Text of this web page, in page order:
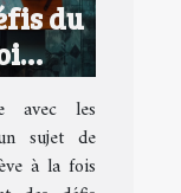
du
les
avec les
sujet de
à la fois